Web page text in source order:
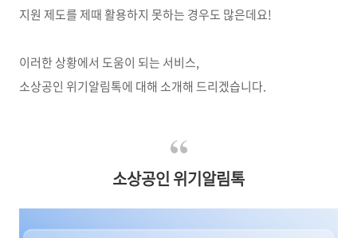
지원 제도를 제때 활용하지 못하는 경우도 많은데요!
이러한 상황에서 도움이 되는 서비스,
소상공인 위기알림톡에 대해 소개해 드리겠습니다.
소상공인 위기알림톡